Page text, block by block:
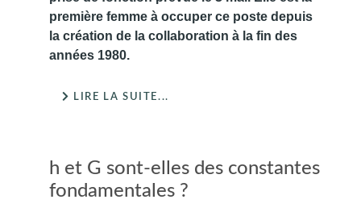
première femme à occuper ce poste depuis
la création de la collaboration à la fin des
années 1980.
LIRE LA SUITE...
h et G sont-elles des constantes
fondamentales ?